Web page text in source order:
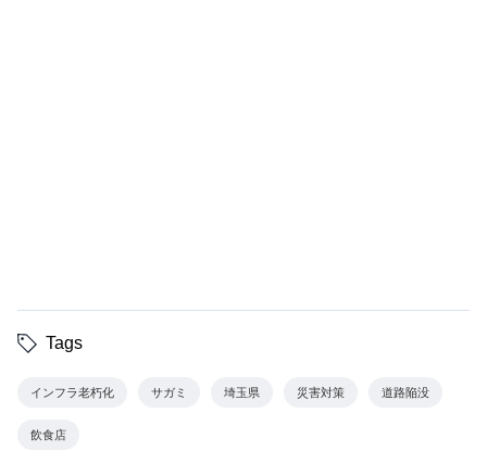
Tags
インフラ老朽化 サガミ 埼玉県 災害対策 道路陥没
飲食店